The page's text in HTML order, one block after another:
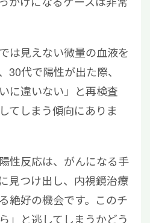
は見えない微量の血液を
30代で陽性が出た際、
に違いない」と再検査
てしまう傾向にありま
性反応は、がんになる手
見つけ出し、内視鏡治療
絶好の機会です。このチ
」と逃してしまうかどう